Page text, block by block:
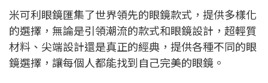
米可利眼鏡匯集了世界領先的眼鏡款式 ， 提供多樣化
的選擇，無論是引領潮流的款式和眼鏡設計，超輕質
材料、尖端設計還是真正的經典，提供各種不同的眼
鏡選擇，讓每個人都能找到自己完美的眼鏡。